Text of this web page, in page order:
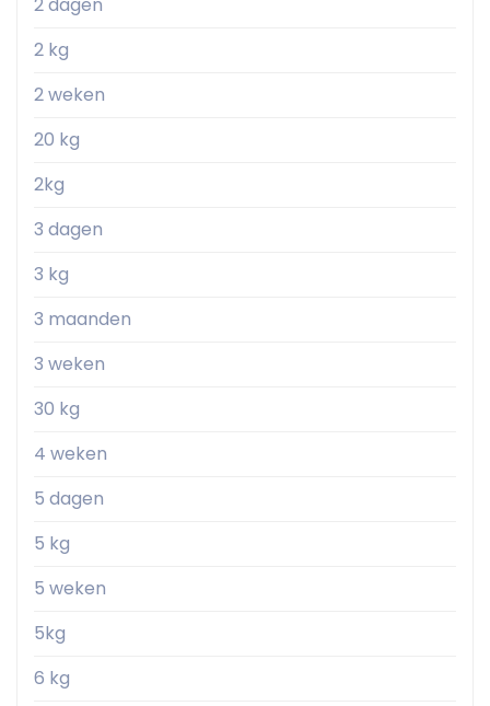
2 dagen
2 kg
2 weken
20 kg
2kg
3 dagen
3 kg
3 maanden
3 weken
30 kg
4 weken
5 dagen
5 kg
5 weken
5kg
6 kg